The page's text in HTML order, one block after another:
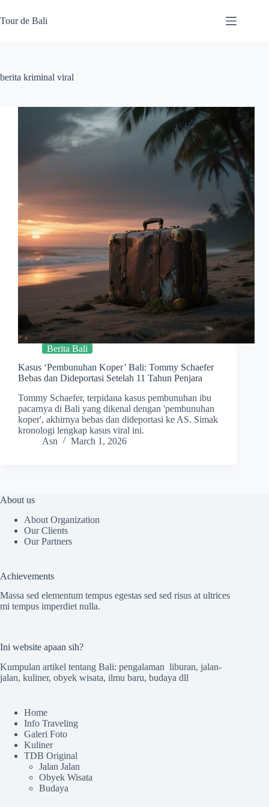
to
content
Tour de Bali
berita kriminal viral
Berita Bali
Kasus ‘Pembunuhan Koper’ Bali: Tommy Schaefer
Bebas dan Dideportasi Setelah 11 Tahun Penjara
Tommy Schaefer, terpidana kasus pembunuhan ibu
pacarnya di Bali yang dikenal dengan 'pembunuhan
koper', akhirnya bebas dan dideportasi ke AS. Simak
kronologi lengkap kasus viral ini.
Asn
March 1, 2026
About us
About Organization
Our Clients
Our Partners
Achievements
Massa sed elementum tempus egestas sed sed risus at ultrices
mi tempus imperdiet nulla.
Ini website apaan sih?
Kumpulan artikel tentang Bali: pengalaman liburan, jalan-
jalan, kuliner, obyek wisata, ilmu baru, budaya dll
Home
Info Traveling
Galeri Foto
Kuliner
TDB Original
Jalan Jalan
Obyek Wisata
Budaya